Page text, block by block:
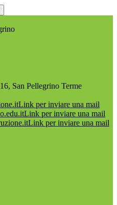
San Pellegrino Terme
Link per inviare una mail
Link per inviare una mail
Link per inviare una mail